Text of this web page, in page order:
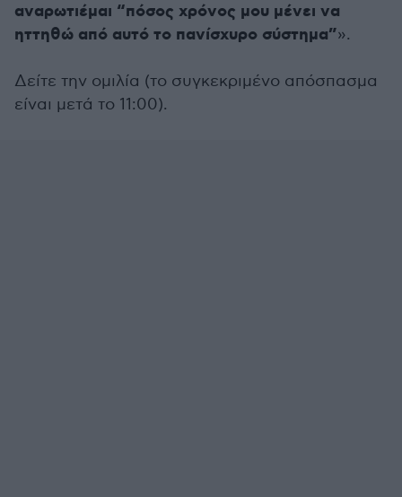
αναρωτιέμαι “πόσος χρόνος μου μένει να
ηττηθώ από αυτό το πανίσχυρο σύστημα”».
Δείτε την ομιλία (το συγκεκριμένο απόσπασμα
είναι μετά το 11:00).